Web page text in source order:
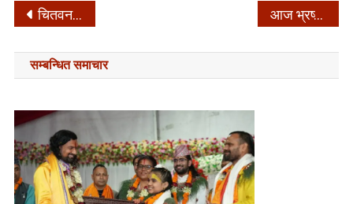
Post
navigation
चितवनले हरायो लगातार तीन खेल जितेको सुदूरपश्चिमलाई आज भ्रष्टाचारविरुद्धको अन्तर्राष्ट्रिय दिवस
सम्बन्धित समाचार